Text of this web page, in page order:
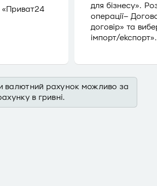
«Приват24
для бізнесу».
операції–
договір» та
імпорт/експорт».
валютний рахунок можливо за
в гривні.